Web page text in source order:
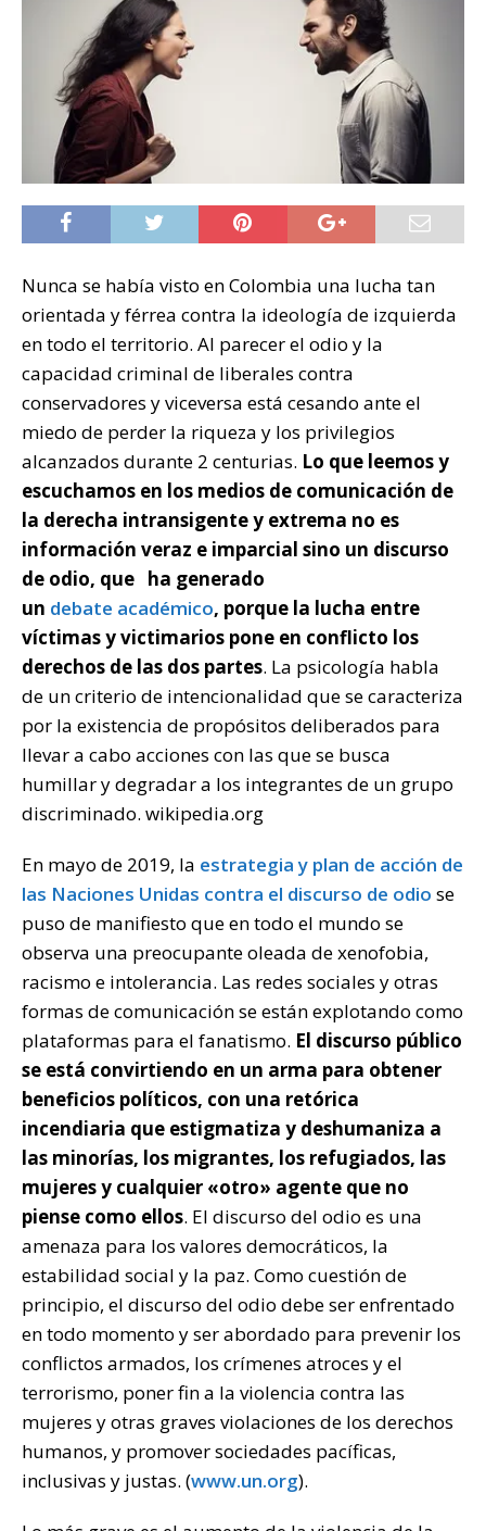
Nunca se había visto en Colombia una lucha tan
orientada y férrea contra la ideología de izquierda
en todo el territorio. Al parecer el odio y la
capacidad criminal de liberales contra
conservadores y viceversa está cesando ante el
miedo de perder la riqueza y los privilegios
alcanzados durante 2 centurias. Lo que leemos y
escuchamos en los medios de comunicación de
la derecha intransigente y extrema no es
información veraz e imparcial sino un discurso
de odio, que ha generado
un debate académico, porque la lucha entre
víctimas y victimarios pone en conflicto los
derechos de las dos partes. La psicología habla
de un criterio de intencionalidad que se caracteriza
por la existencia de propósitos deliberados para
llevar a cabo acciones con las que se busca
humillar y degradar a los integrantes de un grupo
discriminado. wikipedia.org
En mayo de 2019, la estrategia y plan de acción de
las Naciones Unidas contra el discurso de odio se
puso de manifiesto que en todo el mundo se
observa una preocupante oleada de xenofobia,
racismo e intolerancia. Las redes sociales y otras
formas de comunicación se están explotando como
plataformas para el fanatismo. El discurso público
se está convirtiendo en un arma para obtener
beneficios políticos, con una retórica
incendiaria que estigmatiza y deshumaniza a
las minorías, los migrantes, los refugiados, las
mujeres y cualquier «otro» agente que no
piense como ellos. El discurso del odio es una
amenaza para los valores democráticos, la
estabilidad social y la paz. Como cuestión de
principio, el discurso del odio debe ser enfrentado
en todo momento y ser abordado para prevenir los
conflictos armados, los crímenes atroces y el
terrorismo, poner fin a la violencia contra las
mujeres y otras graves violaciones de los derechos
humanos, y promover sociedades pacíficas,
inclusivas y justas. (www.un.org).